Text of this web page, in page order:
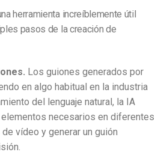
herramienta increíblemente útil
pasos de la creación de
Los guiones generados por
en algo habitual en la industria
del lenguaje natural, la IA
necesarios en diferentes
vídeo y generar un guión